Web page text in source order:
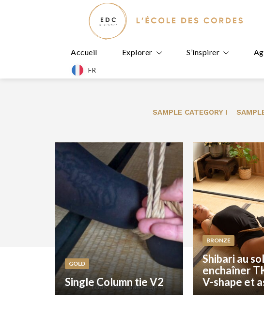
Accueil Explorer S’inspirer
FR
SAMPLE CATEGORY I
GOLD
Single Column tie V2
BRONZE
Shibari au
enchaîner
V-shape et